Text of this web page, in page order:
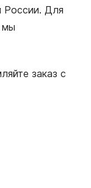
России. Для
мы
заказ с